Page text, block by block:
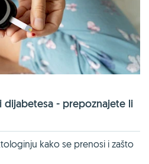
- prepoznajete li
kako se prenosi i zašto